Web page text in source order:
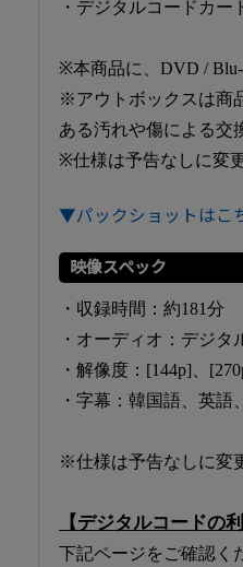
・デジタルコードカー
※本商品に、DVD / Blu-
※アウトボックスは商
ある汚れや傷による交
※仕様は予告なしに変
▼パックショットはこ
映像スペック
・収録時間：約181分
・オーディオ：デジタ
・解像度：[144p]、
・字幕：韓国語、英語
※仕様は予告なしに変
【デジタルコードの
下記ページをご確認く